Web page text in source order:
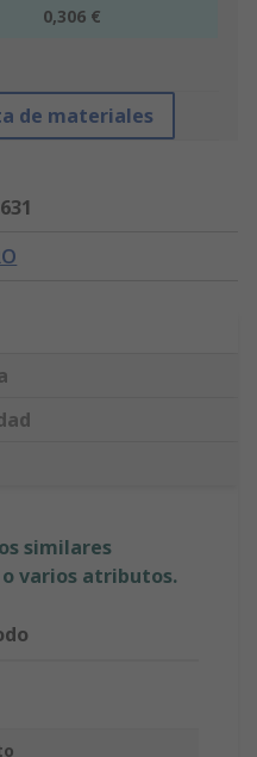
0,306 €
de materiales
similares
varios atributos.